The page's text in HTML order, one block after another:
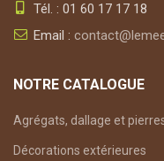
Tél. : 01 60 17 17 18
Email :
NOTRE CATALOGUE
Agrégats, dallage et
Décorations extérieures